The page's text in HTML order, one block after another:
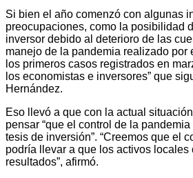
Si bien el año comenzó con algunas
preocupaciones, como la posibilidad
inversor debido al deterioro de las
manejo de la pandemia realizado por
los primeros casos registrados en
los economistas e inversores” que
Hernández.
Eso llevó a que con la actual
pensar “que el control de la
tesis de inversión”. “Creemos que el
podría llevar a que los activos locales
resultados”, afirmó.